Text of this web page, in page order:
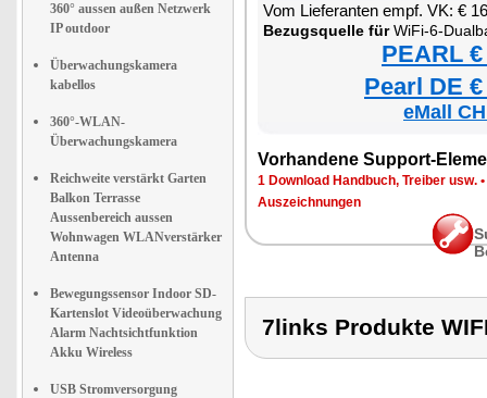
360° aussen außen Netzwerk
IP outdoor
Überwachungskamera
kabellos
360°-WLAN-
Überwachungskamera
Reichweite verstärkt Garten
Balkon Terrasse
Aussenbereich aussen
Wohnwagen WLANverstärker
Antenna
Bewegungssensor Indoor SD-
Kartenslot Videoüberwachung
Alarm Nachtsichtfunktion
Akku Wireless
USB Stromversorgung
Vom Lieferanten empf. VK: €
Bezugsquelle fürWiFi-6-
PEARL
Pearl DE
eMall
Vorhandene Support-
1 Download Handbuch, Treiber usw. •
Auszeichnungen
7links Produkte